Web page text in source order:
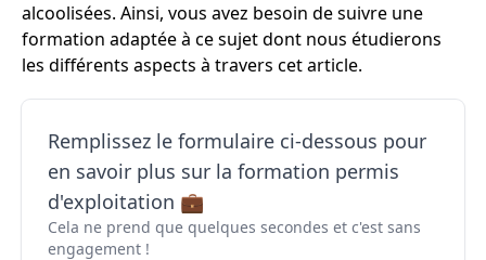
alcoolisées. Ainsi, vous avez besoin de suivre une
formation adaptée à ce sujet dont nous étudierons
les différents aspects à travers cet article.
Remplissez le formulaire ci-dessous pour
en savoir plus sur la formation permis
d'exploitation 💼
Cela ne prend que quelques secondes et c'est sans
engagement !